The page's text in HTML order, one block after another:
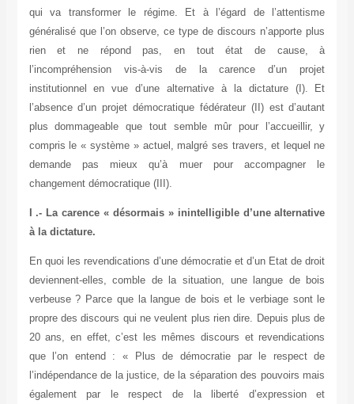
qui va transformer le régime. Et à l’égard de l’attentisme
généralisé que l’on observe, ce type de discours n’apporte plus
rien et ne répond pas, en tout état de cause, à
l’incompréhension vis-à-vis de la carence d’un projet
institutionnel en vue d’une alternative à la dictature (I). Et
l’absence d’un projet démocratique fédérateur (II) est d’autant
plus dommageable que tout semble mûr pour l’accueillir, y
compris le « système » actuel, malgré ses travers, et lequel ne
demande pas mieux qu’à muer pour accompagner le
changement démocratique (III).
I .- La carence « désormais » inintelligible d’une alternative
à la dictature.
En quoi les revendications d’une démocratie et d’un Etat de droit
deviennent-elles, comble de la situation, une langue de bois
verbeuse ? Parce que la langue de bois et le verbiage sont le
propre des discours qui ne veulent plus rien dire. Depuis plus de
20 ans, en effet, c’est les mêmes discours et revendications
que l’on entend : « Plus de démocratie par le respect de
l’indépendance de la justice, de la séparation des pouvoirs mais
également par le respect de la liberté d’expression et